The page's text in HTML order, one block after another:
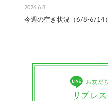
2026.6.8
今週の空き状況（6/8-6/14）